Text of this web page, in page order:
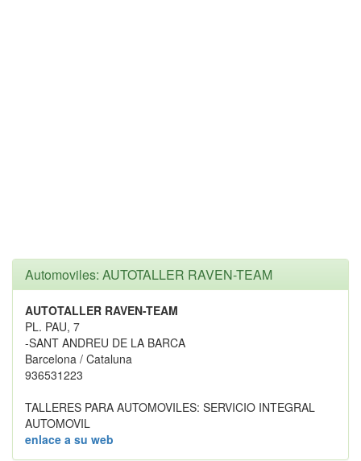
Automoviles: AUTOTALLER RAVEN-TEAM
AUTOTALLER RAVEN-TEAM
PL. PAU, 7
-SANT ANDREU DE LA BARCA
Barcelona / Cataluna
936531223
TALLERES PARA AUTOMOVILES: SERVICIO INTEGRAL
AUTOMOVIL
enlace a su web